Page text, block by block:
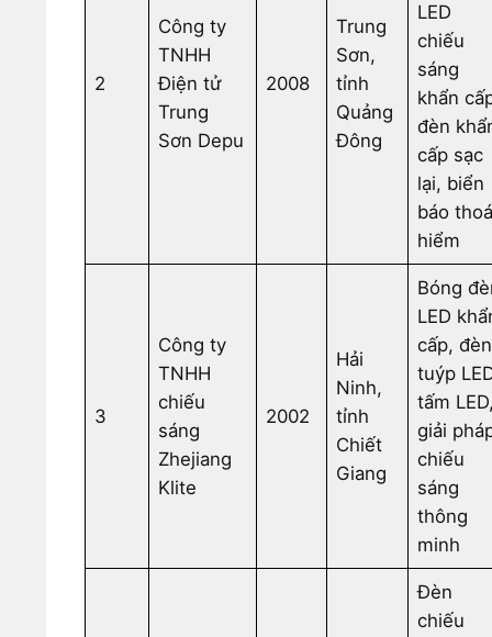
2
Công ty
TNHH
Điện tử
Trung
Sơn Depu
2008
Trung
Sơn,
tỉnh
Quảng
Đông
LED
chiếu
sáng
khẩn
đèn
cấp sạc
lại, biển
báo
hiểm
3
Công ty
TNHH
chiếu
sáng
Zhejiang
Klite
2002
Hải
Ninh,
tỉnh
Chiết
Giang
Bóng
LED
cấp, đèn
tuýp
tấm
giải
chiếu
sáng
thông
minh
Đèn
chiếu